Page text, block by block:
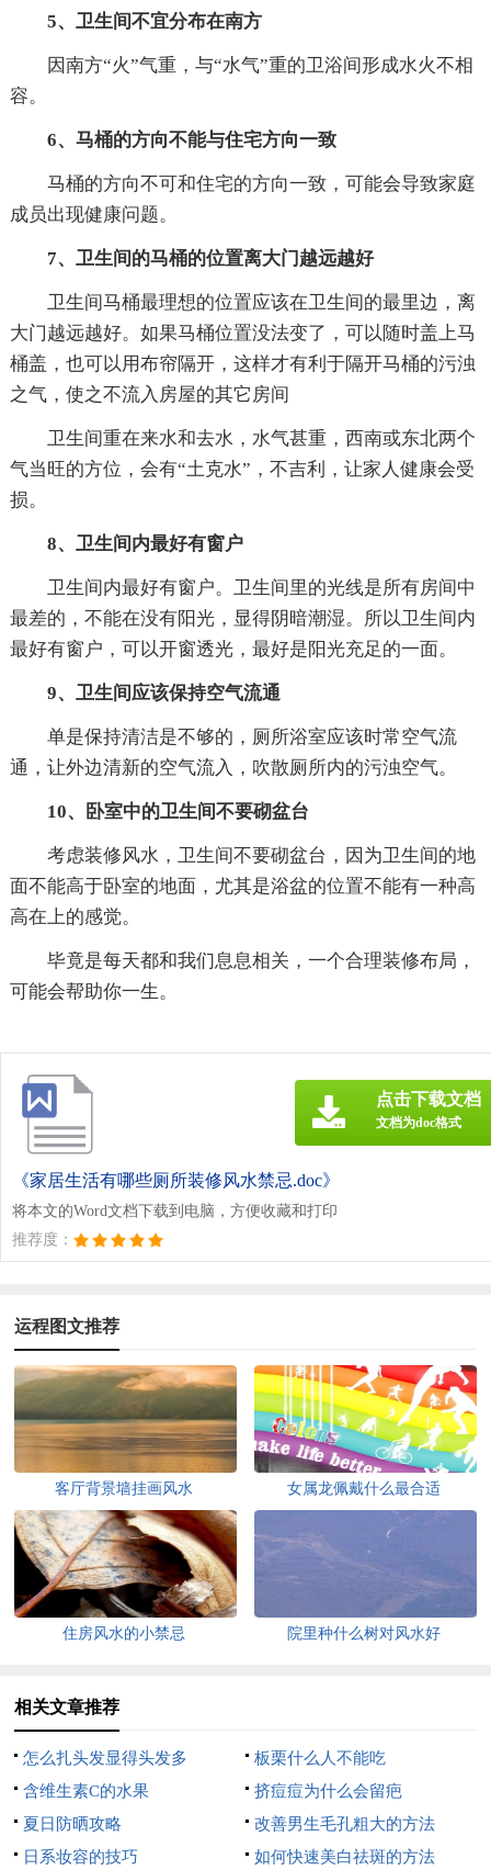
5、卫生间不宜分布在南方
因南方“火”气重，与“水气”重的卫浴间形成水火不相
容。
6、马桶的方向不能与住宅方向一致
马桶的方向不可和住宅的方向一致，可能会导致家庭
成员出现健康问题。
7、卫生间的马桶的位置离大门越远越好
卫生间马桶最理想的位置应该在卫生间的最里边，离
大门越远越好。如果马桶位置没法变了，可以随时盖上马
桶盖，也可以用布帘隔开，这样才有利于隔开马桶的污浊
之气，使之不流入房屋的其它房间
卫生间重在来水和去水，水气甚重，西南或东北两个
气当旺的方位，会有“土克水”，不吉利，让家人健康会受
损。
8、卫生间内最好有窗户
卫生间内最好有窗户。卫生间里的光线是所有房间中
最差的，不能在没有阳光，显得阴暗潮湿。所以卫生间内
最好有窗户，可以开窗透光，最好是阳光充足的一面。
9、卫生间应该保持空气流通
单是保持清洁是不够的，厕所浴室应该时常空气流
通，让外边清新的空气流入，吹散厕所内的污浊空气。
10、卧室中的卫生间不要砌盆台
考虑装修风水，卫生间不要砌盆台，因为卫生间的地
面不能高于卧室的地面，尤其是浴盆的位置不能有一种高
高在上的感觉。
毕竟是每天都和我们息息相关，一个合理装修布局，
可能会帮助你一生。
《家居生活有哪些厕所装修风水禁忌.doc》
将本文的Word文档下载到电脑，方便收藏和打印
推荐度：
点击下载文档
文档为doc格式
运程图文推荐
客厅背景墙挂画风水 女属龙佩戴什么最合适
住房风水的小禁忌 院里种什么树对风水好
相关文章推荐
怎么扎头发显得头发多
板栗什么人不能吃
含维生素C的水果
挤痘痘为什么会留疤
夏日防晒攻略
改善男生毛孔粗大的方法
日系妆容的技巧
如何快速美白祛斑的方法